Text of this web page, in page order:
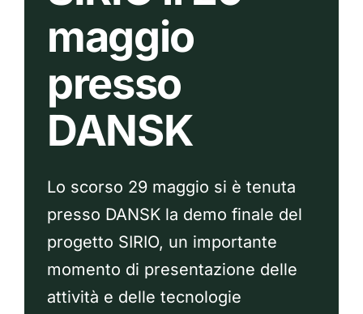
maggio
presso
DANSK
Lo scorso 29 maggio si è tenuta
presso DANSK la demo finale del
progetto SIRIO, un importante
momento di presentazione delle
attività e delle tecnologie